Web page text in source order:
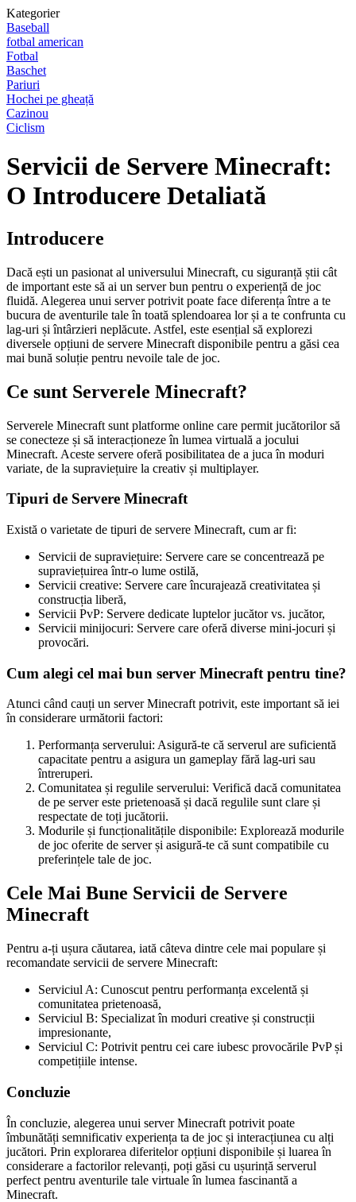
Kategorier
Baseball
fotbal american
Fotbal
Baschet
Pariuri
Hochei pe gheață
Cazinou
Ciclism
Servicii de Servere Minecraft:
O Introducere Detaliată
Introducere
Dacă ești un pasionat al universului Minecraft, cu siguranță știi cât
de important este să ai un server bun pentru o experiență de joc
fluidă. Alegerea unui server potrivit poate face diferența între a te
bucura de aventurile tale în toată splendoarea lor și a te confrunta cu
lag-uri și întârzieri neplăcute. Astfel, este esențial să explorezi
diversele opțiuni de servere Minecraft disponibile pentru a găsi cea
mai bună soluție pentru nevoile tale de joc.
Ce sunt Serverele Minecraft?
Serverele Minecraft sunt platforme online care permit jucătorilor să
se conecteze și să interacționeze în lumea virtuală a jocului
Minecraft. Aceste servere oferă posibilitatea de a juca în moduri
variate, de la supraviețuire la creativ și multiplayer.
Tipuri de Servere Minecraft
Există o varietate de tipuri de servere Minecraft, cum ar fi:
Servicii de supraviețuire: Servere care se concentrează pe
supraviețuirea într-o lume ostilă,
Servicii creative: Servere care încurajează creativitatea și
construcția liberă,
Servicii PvP: Servere dedicate luptelor jucător vs. jucător,
Servicii minijocuri: Servere care oferă diverse mini-jocuri și
provocări.
Cum alegi cel mai bun server Minecraft pentru tine?
Atunci când cauți un server Minecraft potrivit, este important să iei
în considerare următorii factori:
Performanța serverului: Asigură-te că serverul are suficientă
capacitate pentru a asigura un gameplay fără lag-uri sau
întreruperi.
Comunitatea și regulile serverului: Verifică dacă comunitatea
de pe server este prietenoasă și dacă regulile sunt clare și
respectate de toți jucătorii.
Modurile și funcționalitățile disponibile: Explorează modurile
de joc oferite de server și asigură-te că sunt compatibile cu
preferințele tale de joc.
Cele Mai Bune Servicii de Servere
Minecraft
Pentru a-ți ușura căutarea, iată câteva dintre cele mai populare și
recomandate servicii de servere Minecraft:
Serviciul A: Cunoscut pentru performanța excelentă și
comunitatea prietenoasă,
Serviciul B: Specializat în moduri creative și construcții
impresionante,
Serviciul C: Potrivit pentru cei care iubesc provocările PvP și
competițiile intense.
Concluzie
În concluzie, alegerea unui server Minecraft potrivit poate
îmbunătăți semnificativ experiența ta de joc și interacțiunea cu alți
jucători. Prin explorarea diferitelor opțiuni disponibile și luarea în
considerare a factorilor relevanți, poți găsi cu ușurință serverul
perfect pentru aventurile tale virtuale în lumea fascinantă a
Minecraft.